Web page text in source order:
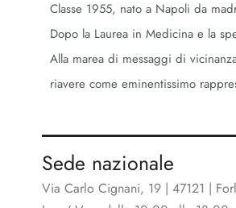
Classe 1955, nato a Napoli da
Dopo la Laurea in Medicina e la
Alla marea di messaggi di
riavere come eminentissimo
Sede nazionale
Via Carlo Cignani, 19 | 47121 |